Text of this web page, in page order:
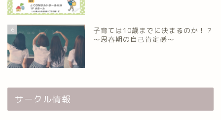
6
子育ては10歳までに決まるのか！？
～思春期の自己肯定感～
サークル情報